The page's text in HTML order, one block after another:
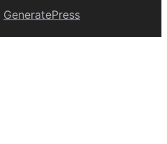
GeneratePress